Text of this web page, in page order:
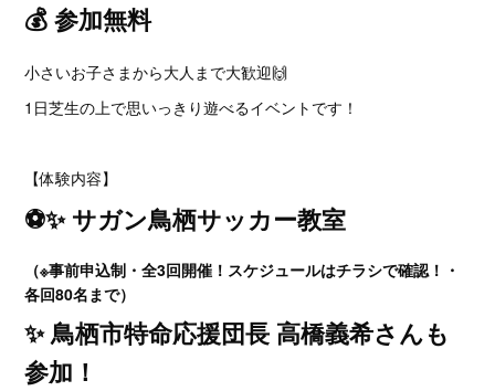
💰 参加無料
小さいお子さまから大人まで大歓迎🙌
1日芝生の上で思いっきり遊べるイベントです！
【体験内容】
⚽️✨ サガン鳥栖サッカー教室
（※事前申込制・全3回開催！スケジュールはチラシで確認！・
各回80名まで）
✨ 鳥栖市特命応援団長 高橋義希さんも
参加！